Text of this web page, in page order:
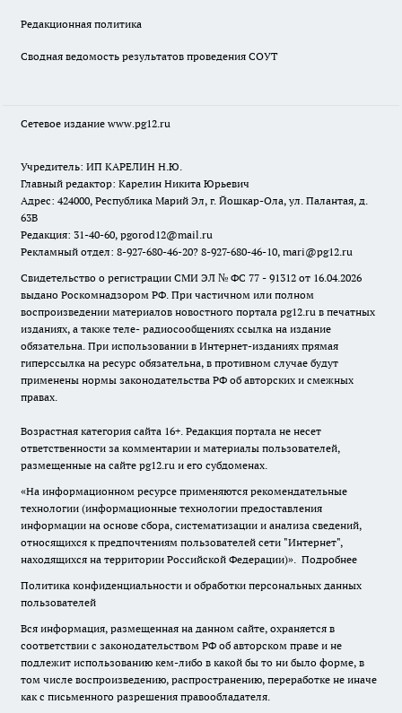
Редакционная политика
Сводная ведомость результатов проведения СОУТ
Сетевое издание www.pg12.ru
Учредитель: ИП КАРЕЛИН Н.Ю.
Главный редактор: Карелин Никита Юрьевич
Адрес: 424000, Республика Марий Эл, г. Йошкар-Ола, ул. Палантая, д.
63В
Редакция: 31-40-60, pgorod12@mail.ru
Рекламный отдел: 8-927-680-46-20? 8-927-680-46-10, mari@pg12.ru
Свидетельство о регистрации СМИ ЭЛ № ФС 77 - 91312 от 16.04.2026
выдано Роскомнадзором РФ. При частичном или полном
воспроизведении материалов новостного портала pg12.ru в печатных
изданиях, а также теле- радиосообщениях ссылка на издание
обязательна. При использовании в Интернет-изданиях прямая
гиперссылка на ресурс обязательна, в противном случае будут
применены нормы законодательства РФ об авторских и смежных
правах.
Возрастная категория сайта 16+. Редакция портала не несет
ответственности за комментарии и материалы пользователей,
размещенные на сайте pg12.ru и его субдоменах.
«На информационном ресурсе применяются рекомендательные
технологии (информационные технологии предоставления
информации на основе сбора, систематизации и анализа сведений,
относящихся к предпочтениям пользователей сети "Интернет",
находящихся на территории Российской Федерации)». Подробнее
Политика конфиденциальности и обработки персональных данных
пользователей
Вся информация, размещенная на данном сайте, охраняется в
соответствии с законодательством РФ об авторском праве и не
подлежит использованию кем-либо в какой бы то ни было форме, в
том числе воспроизведению, распространению, переработке не иначе
как с письменного разрешения правообладателя.